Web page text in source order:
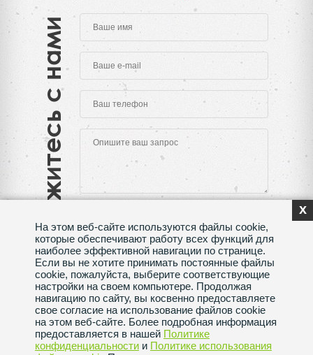
Свяжитесь с нами
Нажимая на кнопку "Отправить", Вы даете согласие
на обработку своихперсональных данных
Сделано в веб-студииSeoMAX
Политика конфиденциальности
x
На этом веб-сайте используются файлы cookie,
которые обеспечивают работу всех функций для
наиболее эффективной навигации по странице.
Если вы не хотите принимать постоянные файлы
cookie, пожалуйста, выберите соответствующие
настройки на своем компьютере. Продолжая
навигацию по сайту, вы косвенно предоставляете
свое согласие на использование файлов cookie
на этом веб-сайте. Более подробная информация
предоставляется в нашей Политике
конфиденциальности и Политике использования